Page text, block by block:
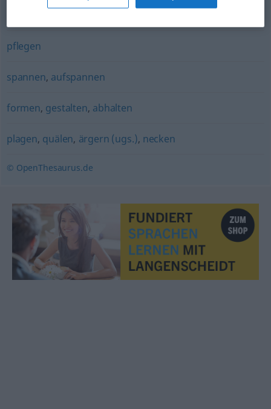
pflegen
spannen, aufspannen
formen, gestalten, abhalten
plagen, quälen, ärgern (ugs.), necken
© OpenThesaurus.de